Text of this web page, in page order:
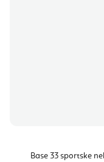
Base 33 sportske